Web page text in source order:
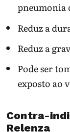
pneumonia
Reduz a
Reduz a
Pode ser
exposto ao
Contra-
Relenza